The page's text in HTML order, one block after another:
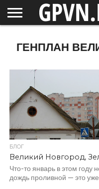
ОБЛАСТЬ
НОВОСТИ
СОСЕДЕЙ
РОССИЯ
/ МИР
СПЕЦПРОЕКТЫ
БЛОГ
СТАТЬИ
ФОТОРЕПОРТАЖИ
ИНТЕРВЬЮ
ОБЪЕКТЫ
ПОДБОРКИ
ГЕНПЛАН
БЛОГ
Великий Новгород,
Что-то январь в этом году
дождь проливной — это